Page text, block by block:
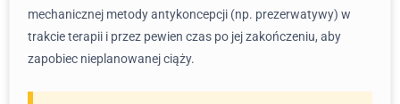
mechanicznej metody antykoncepcji (np. prezerwatywy) w
trakcie terapii i przez pewien czas po jej zakończeniu, aby
zapobiec nieplanowanej ciąży.